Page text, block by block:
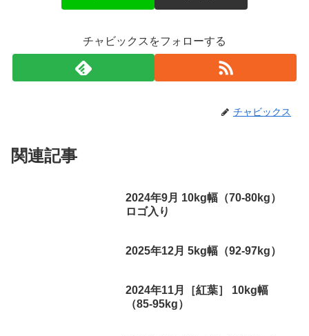
チャビックスをフォローする
チャビックス
関連記事
2024年9月 10kg幅（70-80kg）
ロゴ入り
2025年12月 5kg幅（92-97kg）
2024年11月［紅葉］ 10kg幅
（85-95kg）